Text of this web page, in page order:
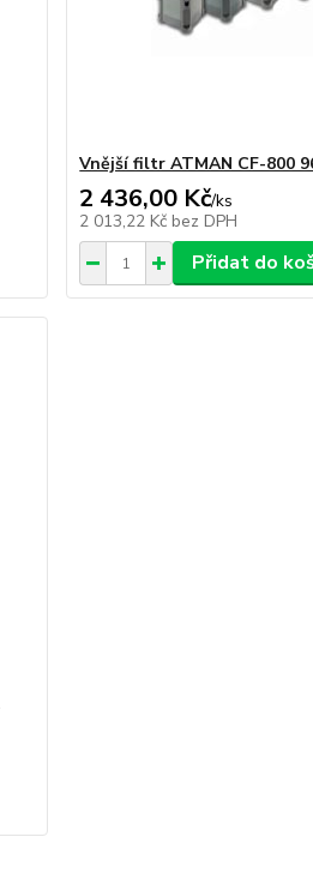
Vnější filtr ATMAN CF-800
2 436,00 Kč/ks
2 013,22 Kč bez DPH
Přidat do